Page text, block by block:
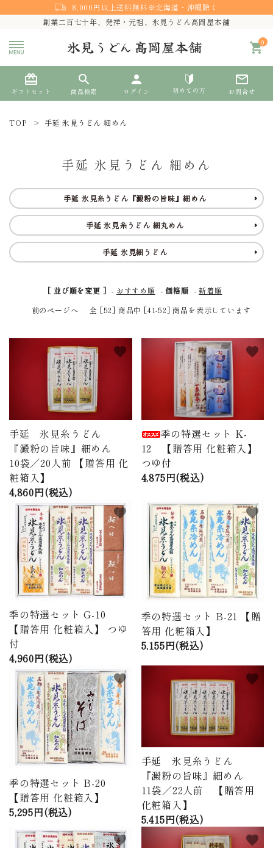
8,000円以上送料無料※北海道・沖縄除く
創業二百七十年、発祥・元祖、氷見うどん高岡屋本舗
0
shopping_cart
card_giftcard
ギフトセット
search
商品検索
person
ログイン 初めての方
mail_outline
お問合せ
ACCOUNT MENU
meeting_room person 新規会員登録
商品から探す
価格から探す
ご利用ガイド
プライバシーポリシー
特定商取引法について
お問い合わせ
ページ一覧
TOP 手延 氷見うどん 細めん
手延 氷見うどん 細めん
手延 氷見糸うどん『澱粉の旨味』細めん
手延 氷見糸うどん 細丸めん
手延 氷見細うどん
[ 並び順を変更 ] - おすすめ順 -価格順 -新着順
前のページへ
全 [52] 商品中 [41-52] 商品を表示しています
手延 氷見糸うどん
『澱粉の旨味』細めん
10袋／20人前 【贈答用 化
粧箱入】
4,860円(税込)
favorite
季の特選セット K-
12 【贈答用 化粧箱入】
つゆ付
4,875円(税込)
favorite
季の特選セット G-10
【贈答用 化粧箱入】 つゆ
付
4,960円(税込)
favorite
季の特選セット B-21 【贈
答用 化粧箱入】
5,155円(税込)
favorite
季の特選セット B-20
【贈答用 化粧箱入】
5,295円(税込)
favorite
手延 氷見糸うどん
『澱粉の旨味』細めん
11袋／22人前 【贈答用
化粧箱入】
5,415円(税込)
favorite
favorite favorite